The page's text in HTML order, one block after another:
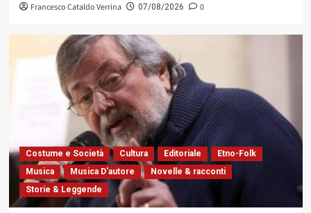
Francesco Cataldo Verrina 07/08/2026 0
Costume e Società Cultura Editoriale
Etno-Folk
Musica
Musica D'autore
Novelle & racconti
Storie & Leggende